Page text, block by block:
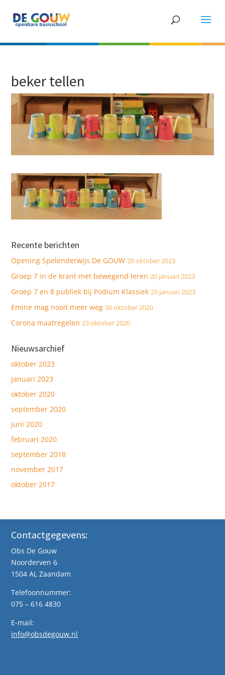
beker tellen
Recente berichten
Opening Spelenderwijs De GOUW 20 oktober 2023
Groep 7 in de krant met bewegend leren 20 januari 2023
Groep 7 en 8 publiek bij Podium Klassiek 20 januari 2023
Emine mag nooit meer weg 30 oktober 2020
Corona maatregelen 23 oktober 2020
Nieuwsarchief
oktober 2023
januari 2023
oktober 2020
september 2020
juni 2020
februari 2020
september 2018
november 2017
oktober 2017
Contactgegevens:
Obs De Gouw
Noorderven 6
1504 AL Zaandam
Telefoonnummer:
075 – 616 4830
E-mail:
info@obsdegouw.nl